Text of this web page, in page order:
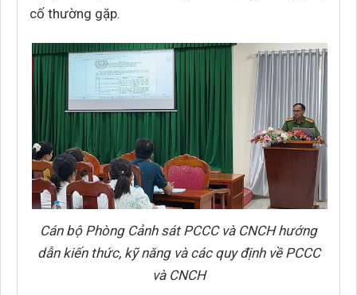
cố thường gặp.
Cán bộ Phòng Cảnh sát PCCC và CNCH hướng
dẫn kiến thức, kỹ năng và các quy định về PCCC
và CNCH